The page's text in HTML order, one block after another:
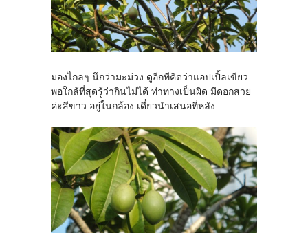
มองไกลๆ นึกว่ามะม่วง ดูอีกทีคิดว่าแอปเปิ้ลเขียว
พอใกล้ที่สุดรู้ว่ากินไม่ได้ ท่าทางเป็นผิด มีดอกสวย
ค่ะสีขาว อยู่ในกล้อง เดี๋ยวนำเสนอที่หลัง